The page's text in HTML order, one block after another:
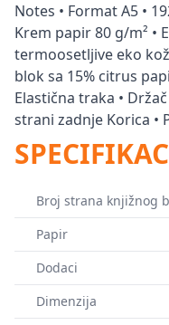
Notes • Format A5 •
Krem papir 80 g/m² •
termoosetljive eko
blok sa 15% citrus
Elastična traka •
strani zadnje Korica •
Broj strana knjižnog
Papir
Dodaci
Dimenzija